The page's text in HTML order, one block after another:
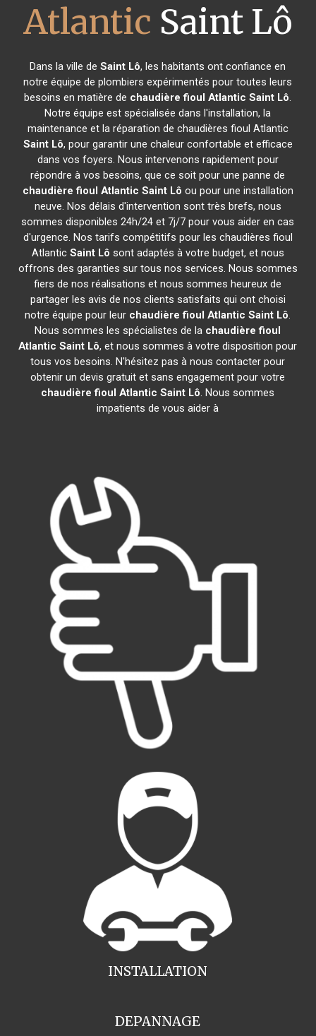
Atlantic Saint Lô
Dans la ville deSaint Lô, les habitants ont confiance en
notre équipe de plombiers expérimentés pour toutes leurs
besoins en matière de chaudière fioul Atlantic Saint Lô.
Notre équipe est spécialisée dans l'installation, la
maintenance et la réparation de chaudières fioul Atlantic
Saint Lô, pour garantir une chaleur confortable et efficace
dans vos foyers. Nous intervenons rapidement pour
répondre à vos besoins, que ce soit pour une panne de
chaudière fioul Atlantic Saint Lô ou pour une installation
neuve. Nos délais d'intervention sont très brefs, nous
sommes disponibles 24h/24 et 7j/7 pour vous aider en cas
d'urgence. Nos tarifs compétitifs pour les chaudières fioul
Atlantic Saint Lô sont adaptés à votre budget, et nous
offrons des garanties sur tous nos services. Nous sommes
fiers de nos réalisations et nous sommes heureux de
partager les avis de nos clients satisfaits qui ont choisi
notre équipe pour leur chaudière fioul Atlantic Saint Lô.
Nous sommes les spécialistes de la chaudière fioul
Atlantic Saint Lô, et nous sommes à votre disposition pour
tous vos besoins. N'hésitez pas à nous contacter pour
obtenir un devis gratuit et sans engagement pour votre
chaudière fioul Atlantic Saint Lô. Nous sommes
impatients de vous aider à
INSTALLATION
DEPANNAGE